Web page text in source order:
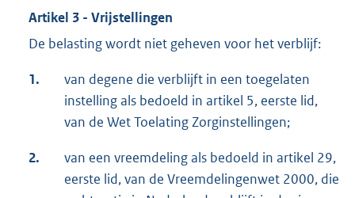
Artikel 3 - Vrijstellingen
De belasting wordt niet geheven voor het verblijf:
1.
van degene die verblijft in een toegelaten
instelling als bedoeld in artikel 5, eerste lid,
van de Wet Toelating Zorginstellingen;
2.
van een vreemdeling als bedoeld in artikel 29,
eerste lid, van de Vreemdelingenwet 2000, die